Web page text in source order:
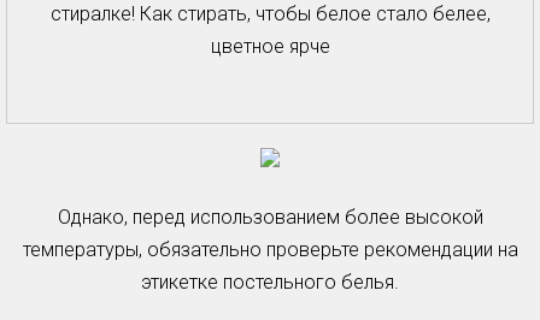
стиралке! Как стирать, чтобы белое стало белее,
цветное ярче
Однако, перед использованием более высокой
температуры, обязательно проверьте рекомендации на
этикетке постельного белья.